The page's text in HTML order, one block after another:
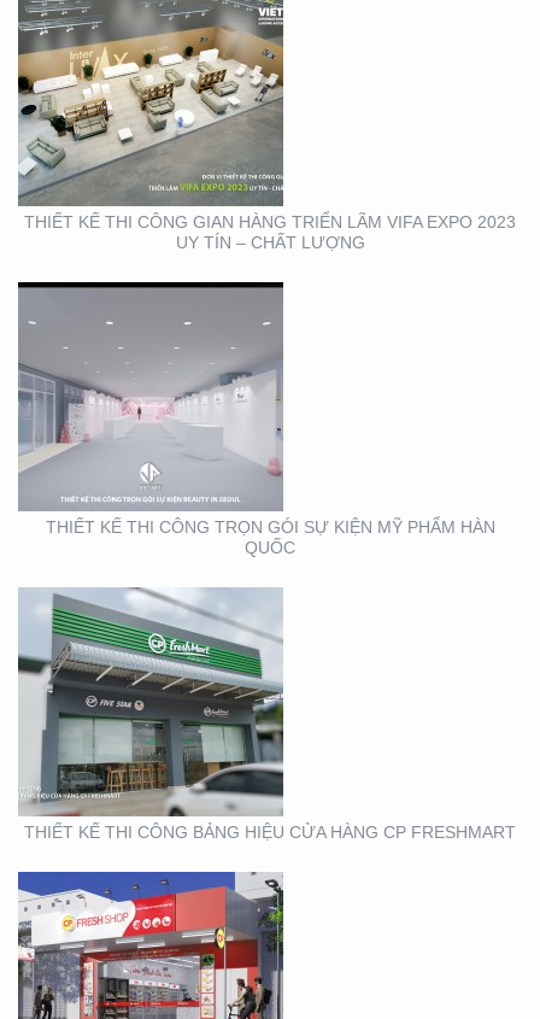
THIẾT KẾ THI CÔNG GIAN HÀNG TRIỂN LÃM VIFA EXPO 2023
UY TÍN – CHẤT LƯỢNG
THIẾT KẾ THI CÔNG
TRỌN GÓI SỰ KIỆN MỸ
PHẨM HÀN QUỐC
THIẾT KẾ THI CÔNG TRỌN GÓI SỰ KIỆN MỸ PHẨM HÀN
QUỐC
THIẾT KẾ THI CÔNG
BẢNG HIỆU CỬA HÀNG
CP FRESHMART
THIẾT KẾ THI CÔNG BẢNG HIỆU CỬA HÀNG CP FRESHMART
THIẾT KẾ THI CÔNG
BẢNG HIỆU CHUỖI CỬA
HÀNG CP FRSHSHOP
THIẾT KẾ SẢN XUẤT KỆ
MỸ PHẨM TẠI TP. HỒ